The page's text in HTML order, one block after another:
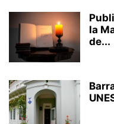
la
de...